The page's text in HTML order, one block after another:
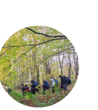
deux jours et une nuit sous